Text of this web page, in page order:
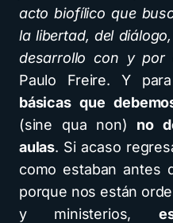
acto biofílico que
la libertad, del
desarrollo con y por
Paulo Freire. Y
básicas que
(sine qua non) no
aulas. Si acaso
como estaban antes
porque nos están
y ministerios,